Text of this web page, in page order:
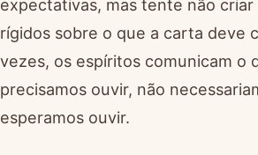
expectativas, mas tente não criar
rígidos sobre o que a carta deve
vezes, os espíritos comunicam o
precisamos ouvir, não
esperamos ouvir.